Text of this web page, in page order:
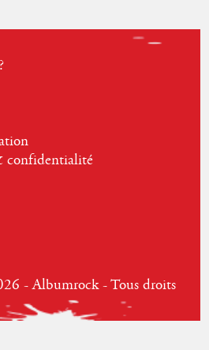
confidentialité
- Albumrock - Tous droits